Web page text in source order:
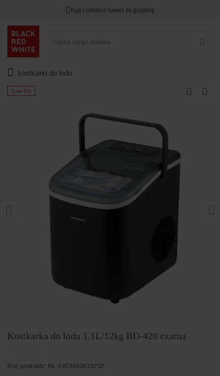
Kup i odbierz nawet za godzinę
kostkarki do lodu
5 rat 0%
Kostkarka do lodu 1.1L/12kg BD-420 czarna
Kod produktu: ML-5903890633202